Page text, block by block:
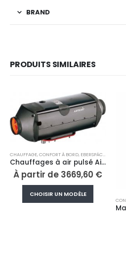
BRAND
PRODUITS SIMILAIRES
EBERSPÄCHER
Chauffages à air pulsé Airtronic D5
€
Ce produit a plusieurs variations. Les options peuvent être choisies sur la page du produit